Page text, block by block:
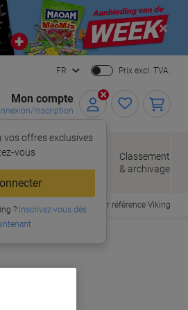
Close
FR Prix excl. TVA.
Mon compte
Inscription
vos offres exclusives
?Inscrivez-vous dès
de bureau
Classement
& archivage
Commander par référence Viking